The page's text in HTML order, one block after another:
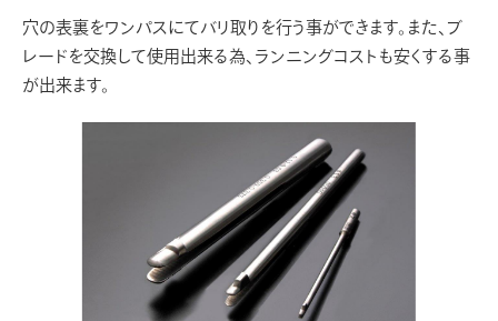
穴の表裏をワンパスにてバリ取りを行う事ができます。また、ブ
レードを交換して使用出来る為、ランニングコストも安くする事
が出来ます。